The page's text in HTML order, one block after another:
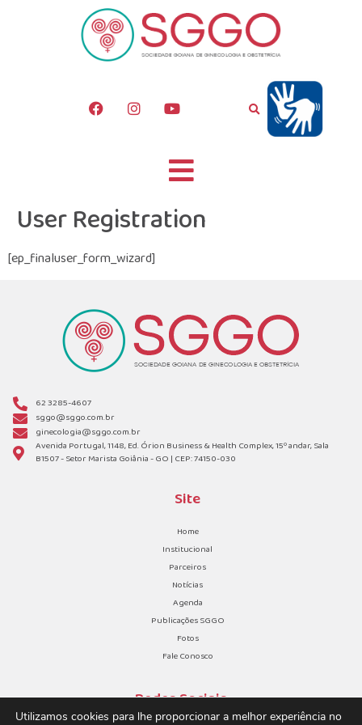
User Registration
[ep_finaluser_form_wizard]
62 3285-4607
sggo@sggo.com.br
ginecologia@sggo.com.br
Avenida Portugal, 1148, Ed. Órion Business & Health Complex, 15º andar, Sala
B1507 - Setor Marista Goiânia - GO | CEP: 74150-030
Site
Home
Institucional
Parceiros
Notícias
Agenda
Publicações SGGO
Fotos
Fale Conosco
Redes Sociais
Utilizamos cookies para lhe proporcionar a melhor experiência no